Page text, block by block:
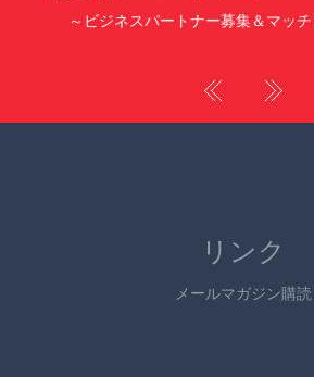
～ビジネスパートナー募集＆マッ
リンク
メールマガジン購読